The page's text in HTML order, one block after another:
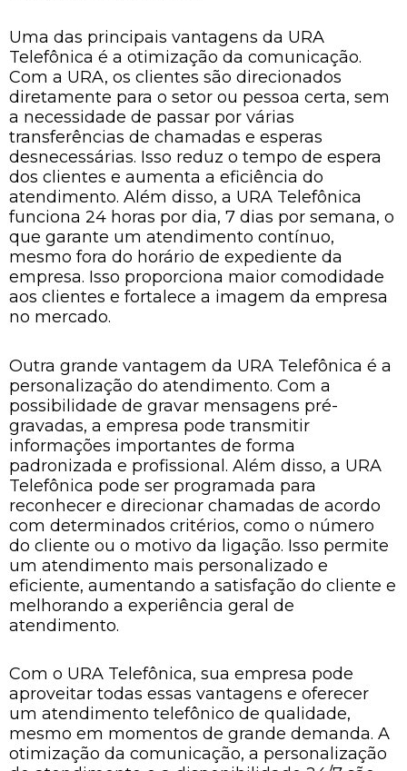
Uma das principais vantagens da URA
Telefônica é a otimização da comunicação.
Com a URA, os clientes são direcionados
diretamente para o setor ou pessoa certa, sem
a necessidade de passar por várias
transferências de chamadas e esperas
desnecessárias. Isso reduz o tempo de espera
dos clientes e aumenta a eficiência do
atendimento. Além disso, a URA Telefônica
funciona 24 horas por dia, 7 dias por semana, o
que garante um atendimento contínuo,
mesmo fora do horário de expediente da
empresa. Isso proporciona maior comodidade
aos clientes e fortalece a imagem da empresa
no mercado.
Outra grande vantagem da URA Telefônica é a
personalização do atendimento. Com a
possibilidade de gravar mensagens pré-
gravadas, a empresa pode transmitir
informações importantes de forma
padronizada e profissional. Além disso, a URA
Telefônica pode ser programada para
reconhecer e direcionar chamadas de acordo
com determinados critérios, como o número
do cliente ou o motivo da ligação. Isso permite
um atendimento mais personalizado e
eficiente, aumentando a satisfação do cliente e
melhorando a experiência geral de
atendimento.
Com o URA Telefônica, sua empresa pode
aproveitar todas essas vantagens e oferecer
um atendimento telefônico de qualidade,
mesmo em momentos de grande demanda. A
otimização da comunicação, a personalização